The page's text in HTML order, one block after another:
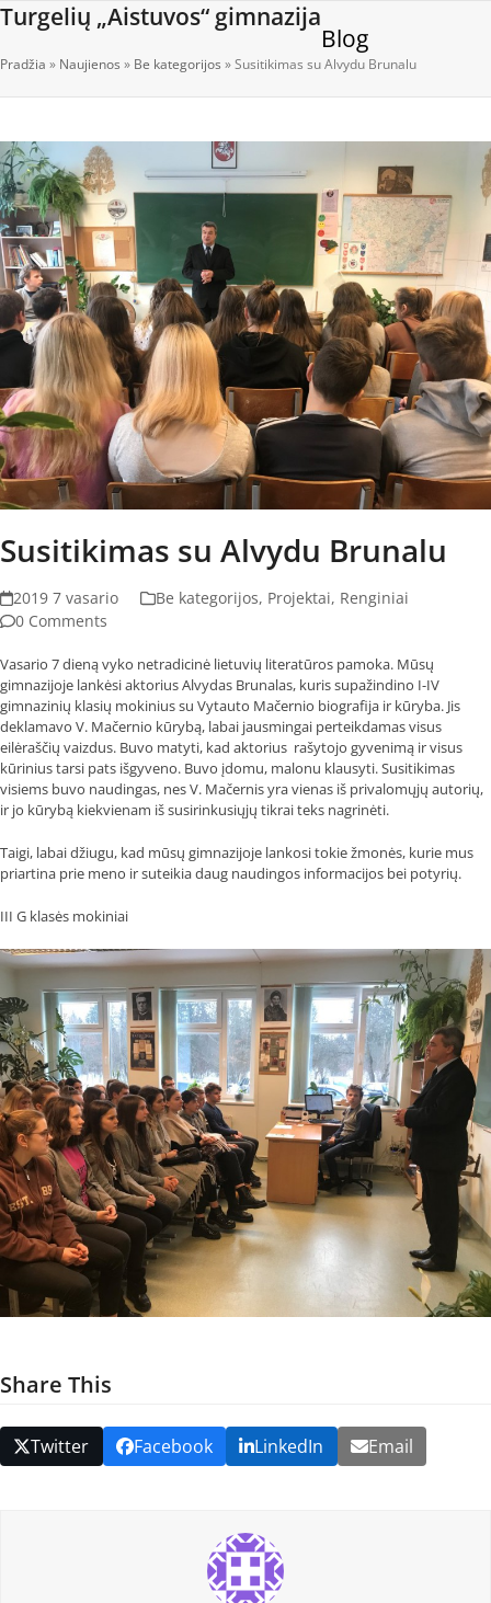
Skip
content
Turgelių „Aistuvos“ gimnazija
Open
mobile
Close
mobile
Blog
Pradžia » Naujienos » Be kategorijos »Susitikimas su Alvydu Brunalu
Susitikimas su Alvydu Brunalu
2019 7 vasario Be kategorijos, Projektai, Renginiai
0 Comments
Vasario 7 dieną vyko netradicinė lietuvių literatūros pamoka. Mūsų
gimnazijoje lankėsi aktorius Alvydas Brunalas, kuris supažindino I-IV
gimnazinių klasių mokinius su Vytauto Mačernio biografija ir kūryba. Jis
deklamavo V. Mačernio kūrybą, labai jausmingai perteikdamas visus
eilėraščių vaizdus. Buvo matyti, kad aktorius rašytojo gyvenimą ir visus
kūrinius tarsi pats išgyveno. Buvo įdomu, malonu klausyti. Susitikimas
visiems buvo naudingas, nes V. Mačernis yra vienas iš privalomųjų autorių,
ir jo kūrybą kiekvienam iš susirinkusiųjų tikrai teks nagrinėti.
Taigi, labai džiugu, kad mūsų gimnazijoje lankosi tokie žmonės, kurie mus
priartina prie meno ir suteikia daug naudingos informacijos bei potyrių.
III G klasės mokiniai
Share This
Twitter Facebook LinkedIn Email